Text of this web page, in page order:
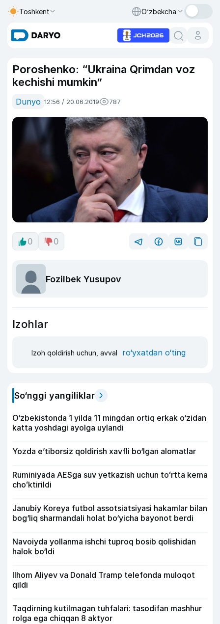
Toshkent O‘zbekcha
Poroshenko: “Ukraina Qrimdan voz
kechishi mumkin”
Dunyo 12:56 / 20.06.2019 787
0 0
Fozilbek Yusupov
Izohlar
Izoh qoldirish uchun, avval ro‘yxatdan o‘ting
So‘nggi yangiliklar
O‘zbekistonda 1 yilda 11 mingdan ortiq erkak o‘zidan
katta yoshdagi ayolga uylandi
Yozda e’tiborsiz qoldirish xavfli bo‘lgan alomatlar
Ruminiyada AESga suv yetkazish uchun toʻrtta kema
choʻktirildi
Janubiy Koreya futbol assotsiatsiyasi hakamlar bilan
bog‘liq sharmandali holat bo‘yicha bayonot berdi
Navoiyda yollanma ishchi tuproq bosib qolishidan
halok bo‘ldi
Ilhom Aliyev va Donald Tramp telefonda muloqot
qildi
Taqdirning kutilmagan tuhfalari: tasodifan mashhur
rolga ega chiqqan 8 aktyor